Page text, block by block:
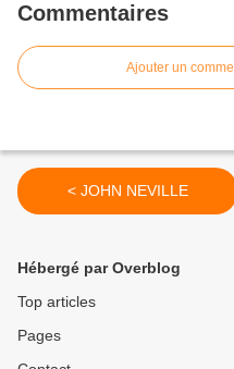
Commentaires
Ajouter un
< JOHN NEVILLE
Hébergé par Overblog
Top articles
Pages